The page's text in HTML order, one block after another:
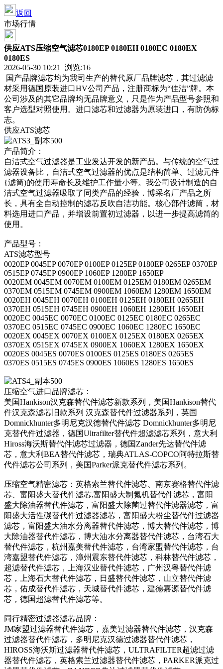
返回
市场行情
供应ATS压缩空气滤芯0180EP 0180EH 0180EC 0180EX
0180ES
2026-05-30 10:21 浏览:16
国产品牌滤芯均为我司生产的替代原厂品牌滤芯，其过滤滤
材采用德国原装进口HV公司产品，注册商标为“佳洁”牌。本
公司涉及的其它品牌均无品牌意义，只是作为产品型号参照和
客户选型对照使用。进口滤芯和过滤器为原装进口，有防伪标
志。
供应ATS滤芯
产品简介：
自洁式空气过滤器是工业发达开发的新产品。与传统的空气过
滤器设备比，自洁式空气过滤器的优点是结构简单、过滤元件
{滤筒)的使用寿命长及维护工作量小等。我公司设计制造的自
洁式空气过滤器吸取了同类产品的经验．博采名厂产品之所
长，具有全自动控制的滤芯反吹自洁功能。核心部件滤筒，材
料选用进口产品，并增设前置初过滤器，以进一步提高滤筒的
使用。
产品型号：
ATS滤芯型号
0020EP 0045EP 0070EP 0100EP 0125EP 0180EP 0265EP 0370EP
0515EP 0745EP 0900EP 1060EP 1280EP 1650EP
0020EM 0045EM 0070EM 0100EM 0125EM 0180EM 0265EM
0370EM 0515EM 0745EM 0900EM 1060EM 1280EM 1650EM
0020EH 0045EH 0070EH 0100EH 0125EH 0180EH 0265EH
0370EH 0515EH 0745EH 0900EH 1060EH 1280EH 1650EH
0020EC 0045EC 0070EC 0100EC 0125EC 0180EC 0265EC
0370EC 0515EC 0745EC 0900EC 1060EC 1280EC 1650EC
0020EX 0045EX 0070EX 0100EX 0125EX 0180EX 0265EX
0370EX 0515EX 0745EX 0900EX 1060EX 1280EX 1650EX
0020ES 0045ES 0070ES 0100ES 0125ES 0180ES 0265ES
0370ES 0515ES 0745ES 0900ES 1060ES 1280ES 1650ES
压缩空气进口品牌滤芯：
美国Hankison汉克森替代件滤芯新款系列，美国Hankison替代
件汉克森滤芯旧款系列 汉克森替代件过滤器系列，英国
Domnickhunter多明尼克汉德替代件滤芯 Domnickhunter多明尼
克替代件过滤器，德国Ultrafilter替代件超滤滤芯系列，意大利
Hiross海沃斯替代件滤芯过滤器，德国Zander先达替代件滤
芯，意大利BEA替代件滤芯，瑞典ATLAS-COPCO阿特拉斯替
代件滤芯公司系列，美国Parker派克替代件滤芯系列。
压缩空气精密滤芯：英格索兰替代件滤芯、南京赛格替代件滤
芯、富阳盛大替代件滤芯,富阳盛大制氮机替代件滤芯，富阳
盛大除油器替代件滤芯，富阳盛大除菌过替代件滤器滤芯，富
阳盛大活性碳替代件过滤器滤芯，富阳盛大粉尘替代件过滤器
滤芯，富阳盛大油水分离器替代件滤芯，博大替代件滤芯，博
大除油器替代件滤芯，博大油水分离器替代件滤芯，台湾石大
替代件滤芯，杭州嘉美替代件滤芯，台湾家盟替代件滤芯，台
湾嘉盟替代件滤芯，漳州震东替代件滤芯，科林替代件滤芯，
超滤替代件滤芯，上海汉业替代件滤芯，广州汉粤替代件滤
芯，上海石大替代件滤芯，日盛替代件滤芯，山立替代件滤
芯，佑成替代件滤芯，天城替代件滤芯，建德嘉源替代件滤
芯，德国超滤替代件滤芯等。
同行精密过滤器滤芯品牌：
JM家盟过滤器替代件滤芯，嘉美过滤器替代件滤芯，汉克森
过滤器替代件滤芯，多明尼克汉德过滤器替代件滤芯，
HIROSS海沃斯过滤器替代件滤芯，ULTRAFILTER超滤过滤
器替代件滤芯，英格索兰过滤器替代件滤芯，PARKER派克过